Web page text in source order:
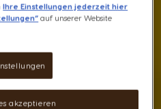
Ihre Einstellungen jederzeit hier
auf unserer Website
akzeptieren